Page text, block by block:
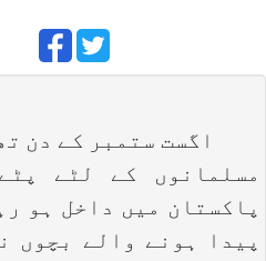
اگست ستمبر کے دن
مسلمانوں کے لٹے
پاکستان میں داخل ہو
پیدا ہونے والے بچوں